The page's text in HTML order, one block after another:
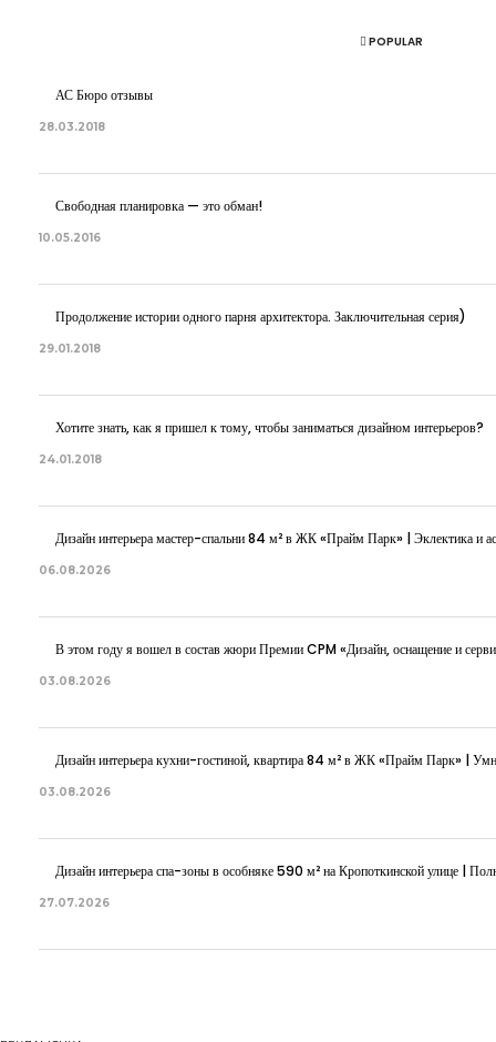
POPULAR
АС Бюро отзывы
28.03.2018
Свободная планировка — это обман!
10.05.2016
Продолжение истории одного парня архитектора. Заключительная серия)
29.01.2018
Хотите знать, как я пришел к тому, чтобы заниматься дизайном интерьеров?
24.01.2018
Дизайн интерьера мастер-спальни 84 м² в ЖК «Прайм Парк» | Эклектика и
06.08.2026
В этом году я вошел в состав жюри Премии CPM «Дизайн, оснащение и
03.08.2026
Дизайн интерьера кухни-гостиной, квартира 84 м² в ЖК «Прайм Парк» |
03.08.2026
Дизайн интерьера спа-зоны в особняке 590 м² на Кропоткинской улице |
27.07.2026